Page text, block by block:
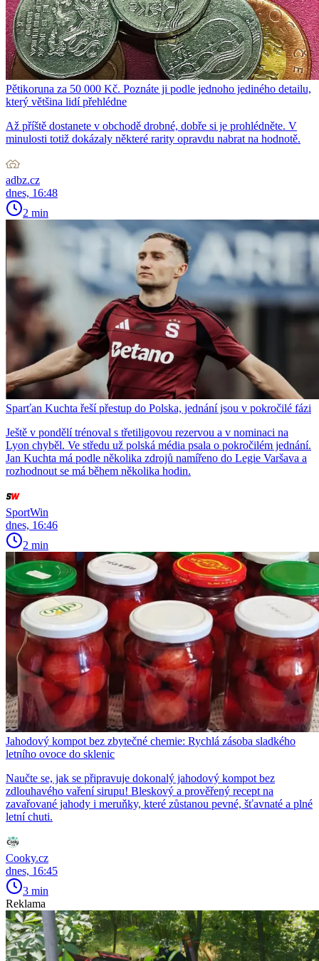
Pětikoruna za 50 000 Kč. Poznáte ji podle jednoho jediného detailu,
který většina lidí přehlédne
Až příště dostanete v obchodě drobné, dobře si je prohlédněte. V
minulosti totiž dokázaly některé rarity opravdu nabrat na hodnotě.
adbz.cz
dnes, 16:48
2 min
Sparťan Kuchta řeší přestup do Polska, jednání jsou v pokročilé fázi
Ještě v pondělí trénoval s třetiligovou rezervou a v nominaci na
Lyon chyběl. Ve středu už polská média psala o pokročilém jednání.
Jan Kuchta má podle několika zdrojů namířeno do Legie Varšava a
rozhodnout se má během několika hodin.
SportWin
dnes, 16:46
2 min
Jahodový kompot bez zbytečné chemie: Rychlá zásoba sladkého
letního ovoce do sklenic
Naučte se, jak se připravuje dokonalý jahodový kompot bez
zdlouhavého vaření sirupu! Bleskový a prověřený recept na
zavařované jahody i meruňky, které zůstanou pevné, šťavnaté a plné
letní chuti.
Cooky.cz
dnes, 16:45
3 min
Reklama